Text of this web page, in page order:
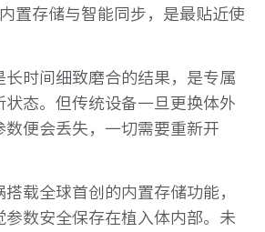
置存储与智能同步，是最贴近使
时间细致磨合的结果，是专属
状态。但传统设备一旦更换体外
数便会丢失，一切需要重新开
载全球首创的内置存储功能，
参数安全保存在植入体内部。未